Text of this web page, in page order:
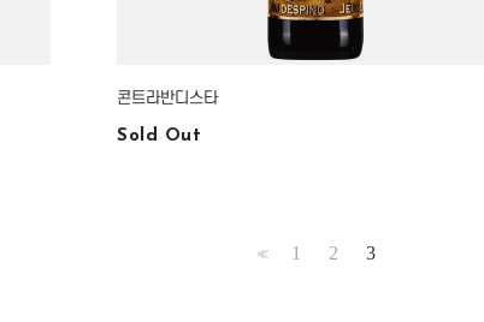
콘트라반디스타
Sold Out
<< 1 2 3